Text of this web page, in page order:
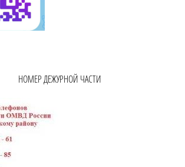
НОМЕР ДЕЖУРНОЙ ЧАСТИ